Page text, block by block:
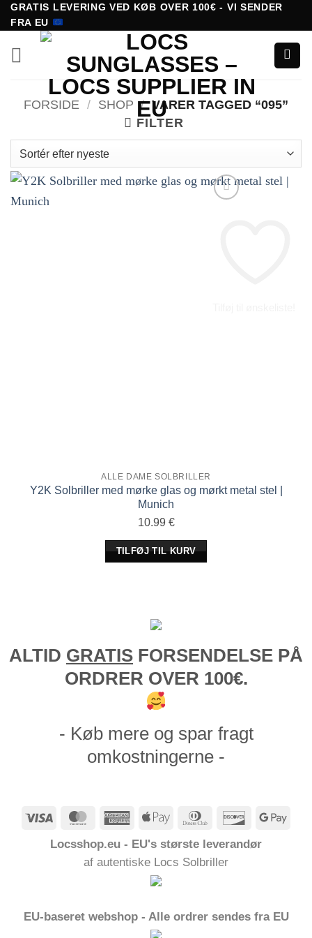
Fortsæt
til
indhold
GRATIS LEVERING VED KØB OVER 100€ - VI SENDER
FRA EU
FORSIDE / SHOP / VARER TAGGED “095”
FILTER
ALLE DAME SOLBRILLER
Y2K Solbriller med mørke glas og mørkt metal stel |
Munich
10.99 €
TILFØJ TIL KURV
ALTID GRATIS FORSENDELSE PÅ
ORDRER OVER 100€.
- Køb mere og spar fragt
omkostningerne -
Visum MasterCardAmericanApple
Dinners
Opdage
Locsshop.eu - EU's største leverandør
af autentiske Locs Solbriller
EU-baseret webshop - Alle ordrer sendes fra EU